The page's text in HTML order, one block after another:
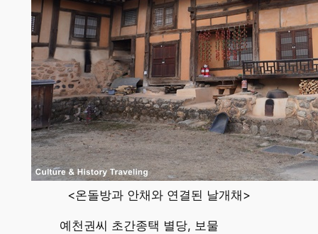
<온돌방과 안채와 연결된 날개채>
예천권씨 초간종택 별당, 보물